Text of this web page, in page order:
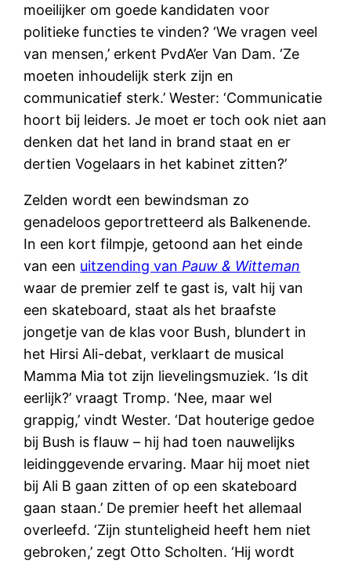
moeilijker om goede kandidaten voor
politieke functies te vinden? ‘We vragen veel
van mensen,’ erkent PvdA’er Van Dam. ‘Ze
moeten inhoudelijk sterk zijn en
communicatief sterk.’ Wester: ‘Communicatie
hoort bij leiders. Je moet er toch ook niet aan
denken dat het land in brand staat en er
dertien Vogelaars in het kabinet zitten?’
Zelden wordt een bewindsman zo
genadeloos geportretteerd als Balkenende.
In een kort filmpje, getoond aan het einde
van een uitzending van Pauw & Witteman
waar de premier zelf te gast is, valt hij van
een skateboard, staat als het braafste
jongetje van de klas voor Bush, blundert in
het Hirsi Ali-debat, verklaart de musical
Mamma Mia tot zijn lievelingsmuziek. ‘Is dit
eerlijk?’ vraagt Tromp. ‘Nee, maar wel
grappig,’ vindt Wester. ‘Dat houterige gedoe
bij Bush is flauw – hij had toen nauwelijks
leidinggevende ervaring. Maar hij moet niet
bij Ali B gaan zitten of op een skateboard
gaan staan.’ De premier heeft het allemaal
overleefd. ‘Zijn stunteligheid heeft hem niet
gebroken,’ zegt Otto Scholten. ‘Hij wordt